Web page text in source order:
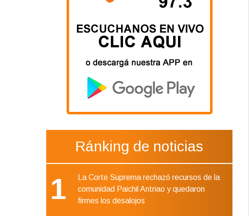
Ránking de noticias
1
La Corte Suprema rechazó recursos de la
comunidad Paichil Antriao y quedaron
firmes los desalojos